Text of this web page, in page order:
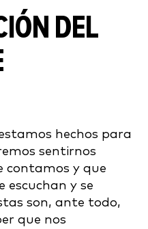
DEL
hechos para
sentirnos
contamos y que
escuchan y se
son, ante todo,
que nos